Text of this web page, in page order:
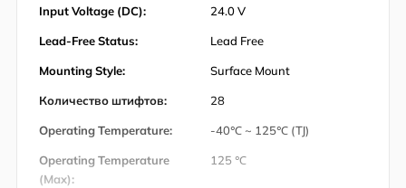
Input Voltage (DC): 24.0 V
Lead-Free Status: Lead Free
Mounting Style: Surface Mount
Количество штифтов: 28
Operating Temperature: -40℃ ~ 125℃ (TJ)
Operating Temperature
(Max):
125 ℃